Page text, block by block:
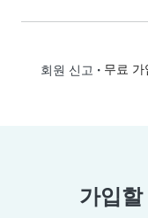
회원 신고 • 무료 가
가입